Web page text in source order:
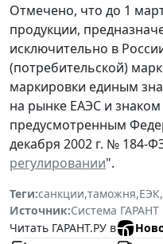
Отмечено, что до 1
продукции,
исключительно в
(потребительской)
маркировки единым
на рынке ЕАЭС и
предусмотренным
декабря 2002 г. № 184-
регулировании".
Теги:санкции,таможня,ЕЭК,
Источник:Система ГАРАНТ
Читать ГАРАНТ.РУ в